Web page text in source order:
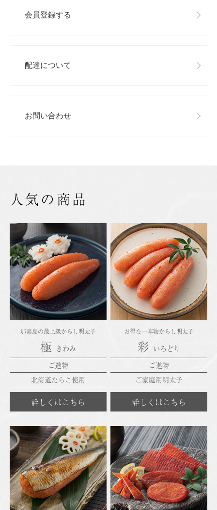
会員登録する
配達について
お問い合わせ
人気の商品
那嘉島の最上級からし明太子
極 きわみ
ご進物
北海道たらこ使用
詳しくはこちら
お得な一本物からし明太子
彩 いろどり
ご進物
ご家庭用明太子
詳しくはこちら